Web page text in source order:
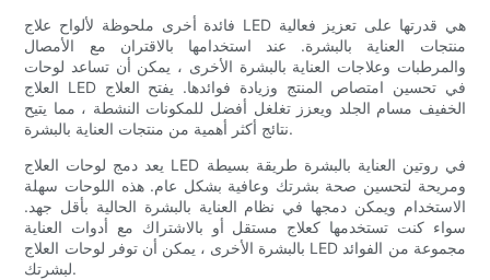
فائدة أخرى ملحوظة لألواح علاج LED هي قدرتها على تعزيز فعالية
منتجات العناية بالبشرة. عند استخدامها بالاقتران مع الأمصال
والمرطبات وعلاجات العناية بالبشرة الأخرى ، يمكن أن تساعد لوحات
العلاج LED في تحسين امتصاص المنتج وزيادة فوائدها. يفتح العلاج
الخفيف مسام الجلد ويعزز تغلغل أفضل للمكونات النشطة ، مما يتيح
نتائج أكثر أهمية من منتجات العناية بالبشرة.
يعد دمج لوحات العلاج LED في روتين العناية بالبشرة طريقة بسيطة
ومريحة لتحسين صحة بشرتك وعافية بشكل عام. هذه اللوحات سهلة
الاستخدام ويمكن دمجها في نظام العناية بالبشرة الحالية بأقل جهد.
سواء كنت تستخدمها كعلاج مستقل أو بالاشتراك مع أدوات العناية
بالبشرة الأخرى ، يمكن أن توفر لوحات العلاج LED مجموعة من الفوائد
لبشرتك.